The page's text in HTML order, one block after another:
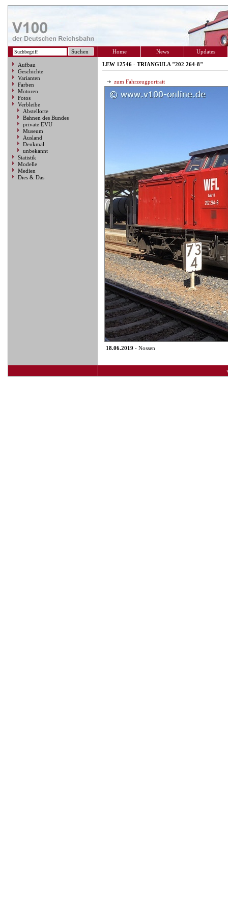
Home News Updates
Aufbau
Geschichte
Varianten
Farben
Motoren
Fotos
Verbleibe
Abstellorte
Bahnen des Bundes
private EVU
Museum
Ausland
Denkmal
unbekannt
Statistik
Modelle
Medien
Dies & Das
LEW 12546 - TRIANGULA "202 264-8"
zum Fahrzeugportrait
18.06.2019 - Nossen